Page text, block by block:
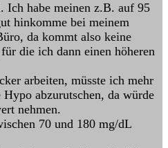
habe meinen z.B. auf 95
hinkomme bei meinem
da kommt also keine
die ich dann einen höheren
arbeiten, müsste ich mehr
abzurutschen, da würde
nehmen.
70 und 180 mg/dL